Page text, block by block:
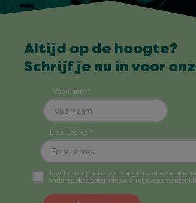
Altijd op de hoogte?
Schrijf je nu in voor